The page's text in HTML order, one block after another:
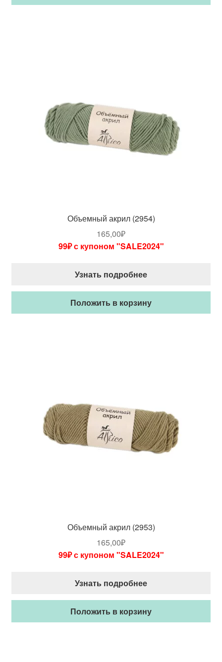
Объемный акрил (2954)
165,00₽
99₽ с купоном "SALE2024"
Узнать подробнее
Положить в корзину
Объемный акрил (2953)
165,00₽
99₽ с купоном "SALE2024"
Узнать подробнее
Положить в корзину